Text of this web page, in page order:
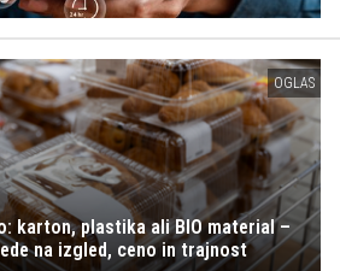
OGLAS
karton, plastika ali BIO material –
na izgled, ceno in trajnost